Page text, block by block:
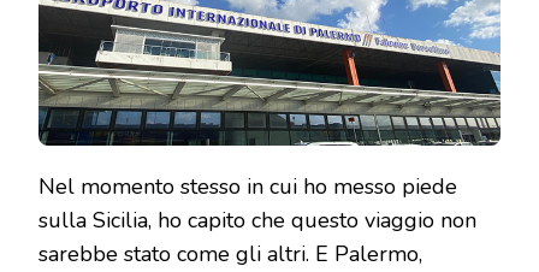
SU
TRASPORTI,
LINGUA,
BAGAGLI
E
SICUREZZA
Nel momento stesso in cui ho messo piede
sulla Sicilia, ho capito che questo viaggio non
sarebbe stato come gli altri. E Palermo,